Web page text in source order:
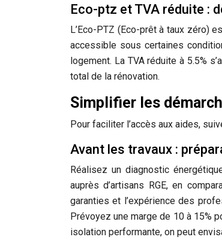
Eco-ptz et TVA réduite :
L’Eco-PTZ (Eco-prêt à taux zéro)
accessible sous certaines
logement. La TVA réduite à 5.5%
total de la rénovation.
Simplifier les
Pour faciliter l’accès aux aides,
Avant les travaux :
Réalisez un diagnostic
auprès d’artisans RGE, en
garanties et l’expérience des
Prévoyez une marge de 10 à 15%
isolation performante, on peut